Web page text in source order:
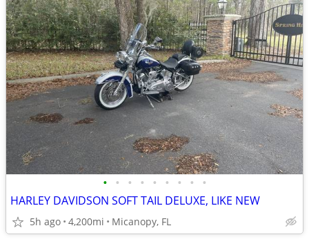
• • • • • • • • •
HARLEY DAVIDSON SOFT TAIL DELUXE, LIKE NEW
5h ago 4,200mi Micanopy, FL